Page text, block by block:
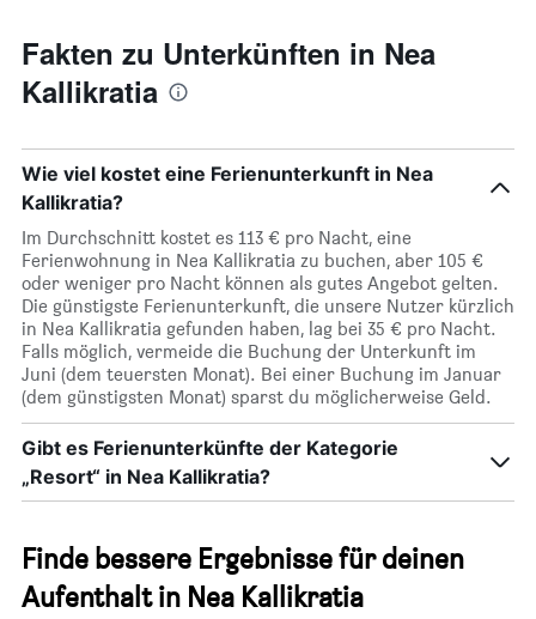
Fakten zu Unterkünften in Nea
Kallikratia
Wie viel kostet eine Ferienunterkunft in Nea
Kallikratia?
Im Durchschnitt kostet es 113 € pro Nacht, eine
Ferienwohnung in Nea Kallikratia zu buchen, aber 105 €
oder weniger pro Nacht können als gutes Angebot gelten.
Die günstigste Ferienunterkunft, die unsere Nutzer kürzlich
in Nea Kallikratia gefunden haben, lag bei 35 € pro Nacht.
Falls möglich, vermeide die Buchung der Unterkunft im
Juni (dem teuersten Monat). Bei einer Buchung im Januar
(dem günstigsten Monat) sparst du möglicherweise Geld.
Gibt es Ferienunterkünfte der Kategorie
„Resort“ in Nea Kallikratia?
Finde bessere Ergebnisse für deinen
Aufenthalt in Nea Kallikratia